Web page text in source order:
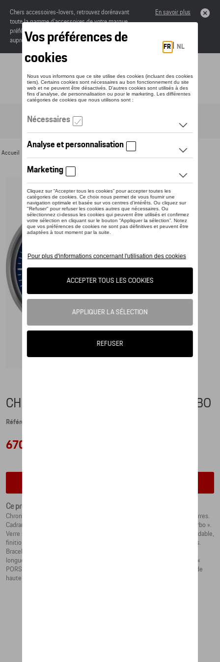
Chers accessoires-lovers, retrouvez dorénavant
toute la gamme d’accessoires de votre marque
préférée sous forme de catalogue à commander
auprès de votre concessionaire.
En savoir plus
Toggle navigation
Accueil
CHRONOGRAPHE CLASSIQUE – TURBO
Référence: WAP0700880LCLC
670,07 €
Ce produit n'est actuellement pas de stock
Chronographe classique avec mouvement d’horlogerie RONDA et 4 pierres.
Cadran argenté en métal, avec détails Bleu et Rouge et inscription « turbo ».
Verre saphir avec revêtement antireflet unilatéral. Boîtier en acier inoxydable,
finition satinée. Étanche jusqu’à 10 ATM. Tube et couronne vissés, polis.
Bracelet en matière textile Bleu nuit avec éléments de réglage de la
longueur. Largeur 22 mm. Fermoir en acier inoxydable avec inscription «
PORSCHE »gravée. Design par le Studio F.A. Porsche. Avec emballage de
haute qualité.